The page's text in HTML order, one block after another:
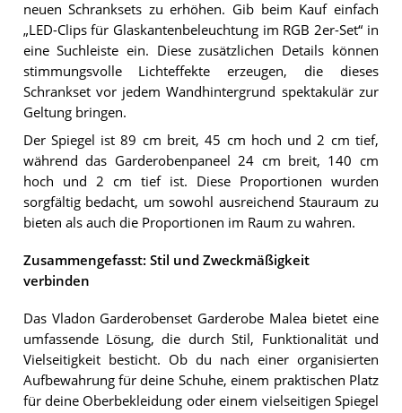
neuen Schranksets zu erhöhen. Gib beim Kauf einfach
„LED-Clips für Glaskantenbeleuchtung im RGB 2er-Set“ in
eine Suchleiste ein. Diese zusätzlichen Details können
stimmungsvolle Lichteffekte erzeugen, die dieses
Schrankset vor jedem Wandhintergrund spektakulär zur
Geltung bringen.
Der Spiegel ist 89 cm breit, 45 cm hoch und 2 cm tief,
während das Garderobenpaneel 24 cm breit, 140 cm
hoch und 2 cm tief ist. Diese Proportionen wurden
sorgfältig bedacht, um sowohl ausreichend Stauraum zu
bieten als auch die Proportionen im Raum zu wahren.
Zusammengefasst: Stil und Zweckmäßigkeit
verbinden
Das Vladon Garderobenset Garderobe Malea bietet eine
umfassende Lösung, die durch Stil, Funktionalität und
Vielseitigkeit besticht. Ob du nach einer organisierten
Aufbewahrung für deine Schuhe, einem praktischen Platz
für deine Oberbekleidung oder einem vielseitigen Spiegel